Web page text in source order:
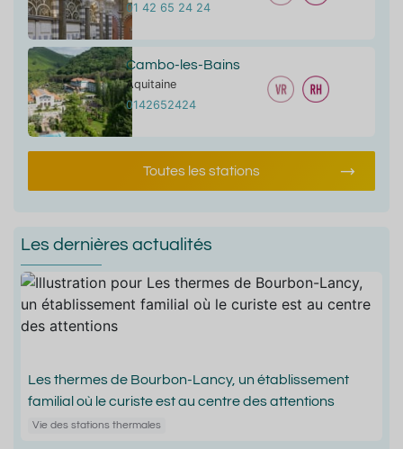
01 42 65 24 24
Cambo-les-Bains
Aquitaine
0142652424
Toutes les stations
Les dernières actualités
Les thermes de Bourbon-Lancy, un établissement
familial où le curiste est au centre des attentions
Vie des stations thermales